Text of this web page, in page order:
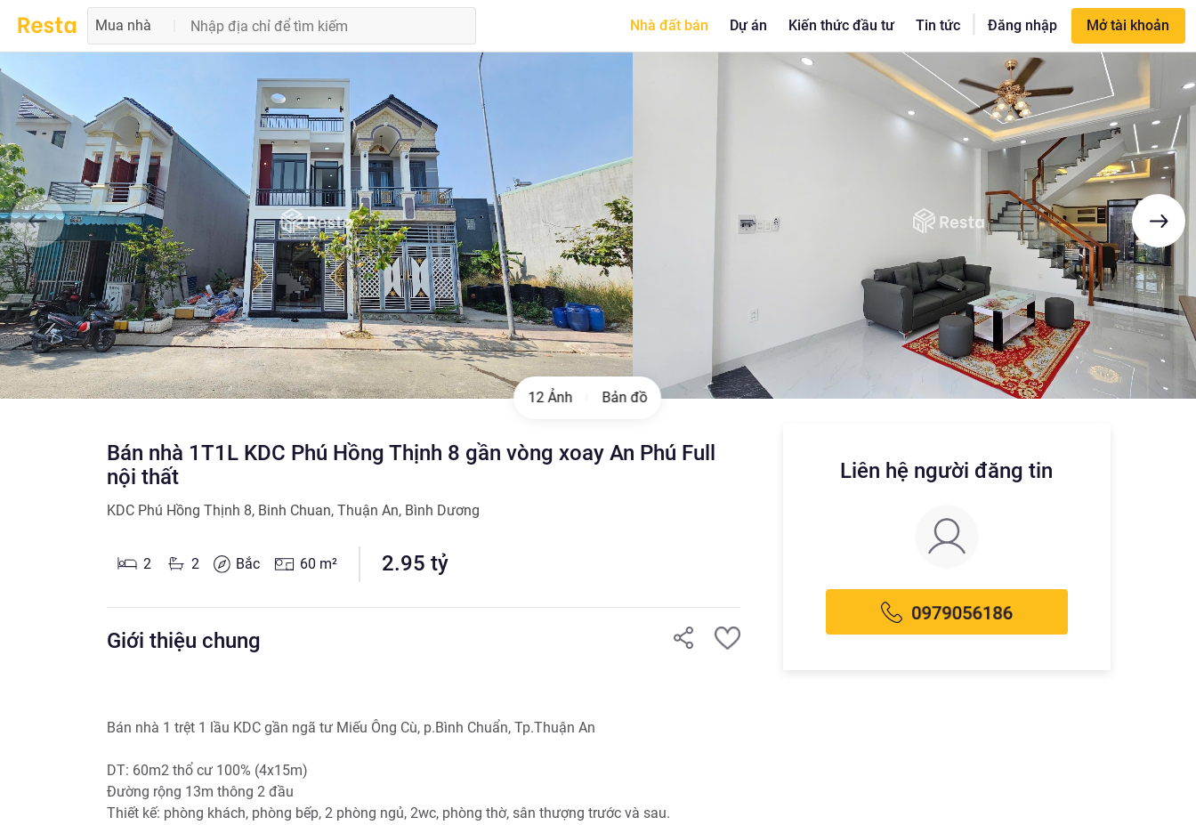
Mua nhà Nhà đất bán Dự án Kiến thức đầu tư Tin tức | Đăng nhập Mở tài khoản
12 Ảnh Bản đồ
Bán nhà 1T1L KDC Phú Hồng Thịnh 8 gần vòng xoay An Phú Full
nội thất
KDC Phú Hồng Thịnh 8, Binh Chuan, Thuận An, Bình Dương
2 2 Bắc 60 m² 2.95 tỷ
Giới thiệu chung
Bán nhà 1 trệt 1 lầu KDC gần ngã tư Miếu Ông Cù, p.Bình Chuẩn, Tp.Thuận An
DT: 60m2 thổ cư 100% (4x15m)
Đường rộng 13m thông 2 đầu
Thiết kế: phòng khách, phòng bếp, 2 phòng ngủ, 2wc, phòng thờ, sân thượng trước và sau.
Liên hệ người đăng tin